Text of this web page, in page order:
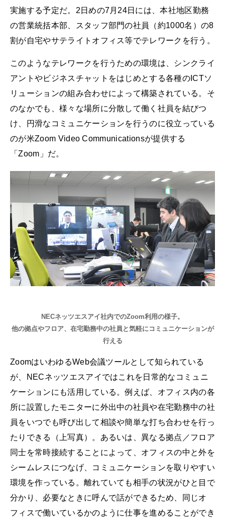
実施する予定だ。2日めの7月24日には、本社地区勤務
の営業統括本部、スタッフ部門の社員（約1000名）の8
割が自宅やサテライトオフィス等でテレワークを行う。
このようなテレワークを行うための環境は、シンクライ
アントやビジネスチャットをはじめとする各種のICTソ
リューションの組み合わせによって構築されている。そ
のなかでも、様々な場所に分散して働く社員を結びつ
け、円滑なコミュニケーションを行うのに役立っている
のが米Zoom Video Communicationsが提供する
「Zoom」だ。
NECネッツエスアイ社内でのZoom利用の様子。
他の拠点やフロア、在宅勤務中の社員と気軽にコミュニケーションが
行える
ZoomはいわゆるWeb会議ツールとして知られている
が、NECネッツエスアイではこれを日常的なコミュニ
ケーションにも活用している。例えば、オフィス内の各
所に設置したモニターに外出中の社員や在宅勤務中の社
員をいつでも呼び出して相談や簡単な打ち合わせを行っ
たりできる（上写真）。あるいは、異なる拠点／フロア
同士を常時接続することによって、オフィスの中と外を
シームレスにつなげ、コミュニケーションを取りやすい
環境を作っている。離れていても相手の状況がひと目で
分かり、必要なときに呼んで話ができるため、同じオ
フィスで働いているかのように仕事を進めることができ